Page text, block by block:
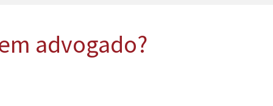
advogado?